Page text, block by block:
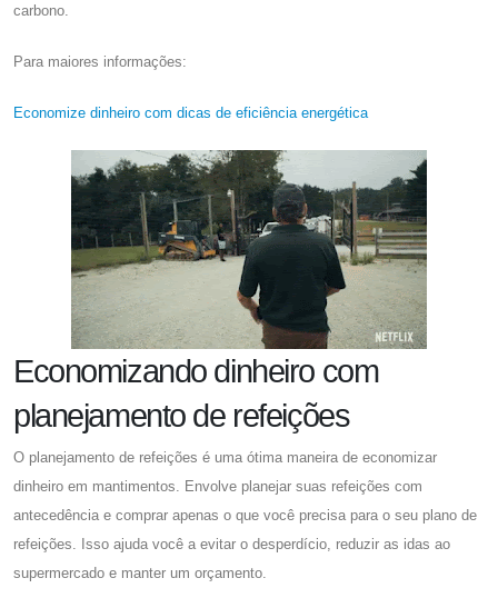
carbono.
Para maiores informações:
Economize dinheiro com dicas de eficiência energética
Economizando dinheiro com
planejamento de refeições
O planejamento de refeições é uma ótima maneira de economizar
dinheiro em mantimentos. Envolve planejar suas refeições com
antecedência e comprar apenas o que você precisa para o seu plano de
refeições. Isso ajuda você a evitar o desperdício, reduzir as idas ao
supermercado e manter um orçamento.